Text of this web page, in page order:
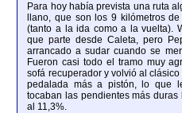
Para hoy había prevista una ruta
llano, que son los 9 kilómetros
(tanto a la ida como a la vuelta).
que parte desde Caleta, pero
arrancado a sudar cuando se
Fueron casi todo el tramo muy
sofá recuperador y volvió al
pedalada más a pistón, lo que
tocaban las pendientes más
al 11,3%.